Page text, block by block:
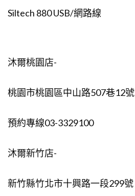
Siltech 880 USB/網路線
沐爾桃園店-
桃園市桃園區中山路507巷12號
預約專線03-3329100
沐爾新竹店-
新竹縣竹北市十興路一段299號